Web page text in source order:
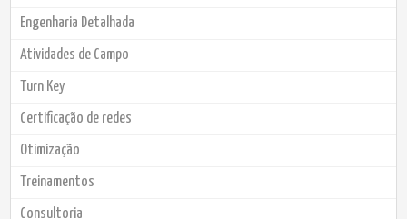
Engenharia Detalhada
Atividades de Campo
Turn Key
Certificação de redes
Otimização
Treinamentos
Consultoria